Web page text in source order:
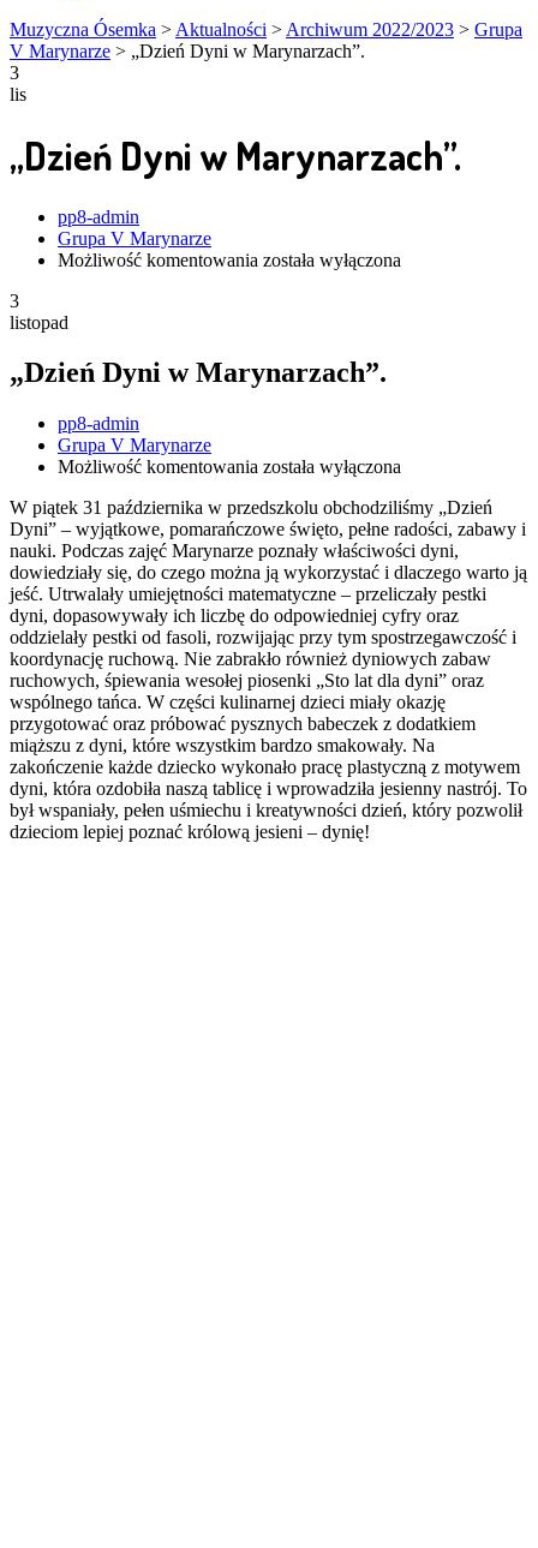
Muzyczna Ósemka > Aktualności > Archiwum 2022/2023 > Grupa
V Marynarze > „Dzień Dyni w Marynarzach”.
3
lis
„Dzień Dyni w Marynarzach”.
Author
pp8-admin
Grupa V Marynarze
Możliwość komentowania „Dzień
została wyłączona
3
listopad
„Dzień Dyni w Marynarzach”.
Author
pp8-admin
Grupa V Marynarze
Możliwość komentowania „Dzień
w
Marynarzach”.
została wyłączona
W piątek 31 października w przedszkolu obchodziliśmy „Dzień
Dyni” – wyjątkowe, pomarańczowe święto, pełne radości, zabawy i
nauki. Podczas zajęć Marynarze poznały właściwości dyni,
dowiedziały się, do czego można ją wykorzystać i dlaczego warto ją
jeść. Utrwalały umiejętności matematyczne – przeliczały pestki
dyni, dopasowywały ich liczbę do odpowiedniej cyfry oraz
oddzielały pestki od fasoli, rozwijając przy tym spostrzegawczość i
koordynację ruchową. Nie zabrakło również dyniowych zabaw
ruchowych, śpiewania wesołej piosenki „Sto lat dla dyni” oraz
wspólnego tańca. W części kulinarnej dzieci miały okazję
przygotować oraz próbować pysznych babeczek z dodatkiem
miąższu z dyni, które wszystkim bardzo smakowały. Na
zakończenie każde dziecko wykonało pracę plastyczną z motywem
dyni, która ozdobiła naszą tablicę i wprowadziła jesienny nastrój. To
był wspaniały, pełen uśmiechu i kreatywności dzień, który pozwolił
dzieciom lepiej poznać królową jesieni – dynię!